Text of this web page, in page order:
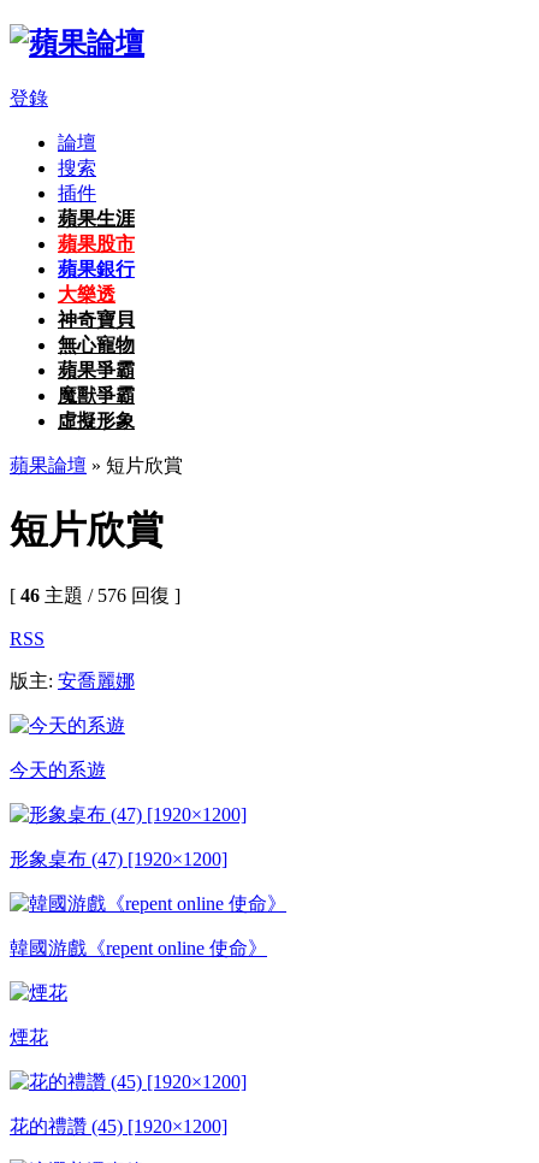
登錄
論壇
搜索
插件
蘋果生涯
蘋果股市
蘋果銀行
大樂透
神奇寶貝
無心寵物
蘋果爭霸
魔獸爭霸
虛擬形象
蘋果論壇 » 短片欣賞
短片欣賞
[ 46 主題 / 576 回復 ]
RSS
版主: 安喬麗娜
今天的系遊
形象桌布 (47) [1920×1200]
韓國游戲《repent online 使命》
煙花
花的禮讚 (45) [1920×1200]